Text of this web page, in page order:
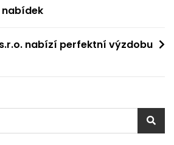
nabídek
nabízí perfektní výzdobu